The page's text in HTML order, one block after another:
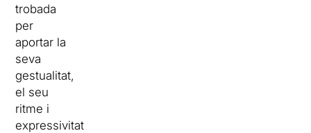
trobada
per
aportar la
seva
gestualitat,
el seu
ritme i
expressivitat